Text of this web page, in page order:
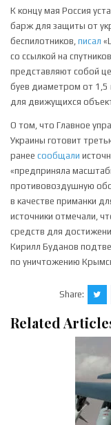
К концу мая Россия
барж для защиты от
беспилотников, писал
со ссылкой на
представляют собой
буев диаметром от
для движущихся
О том, что Главное
Украины готовит
ранее сообщали
«предприняла
противовоздушную
в качестве приманки
источники отмечали,
средств для
Кирилл Буданов
по уничтожению
Share:
Related